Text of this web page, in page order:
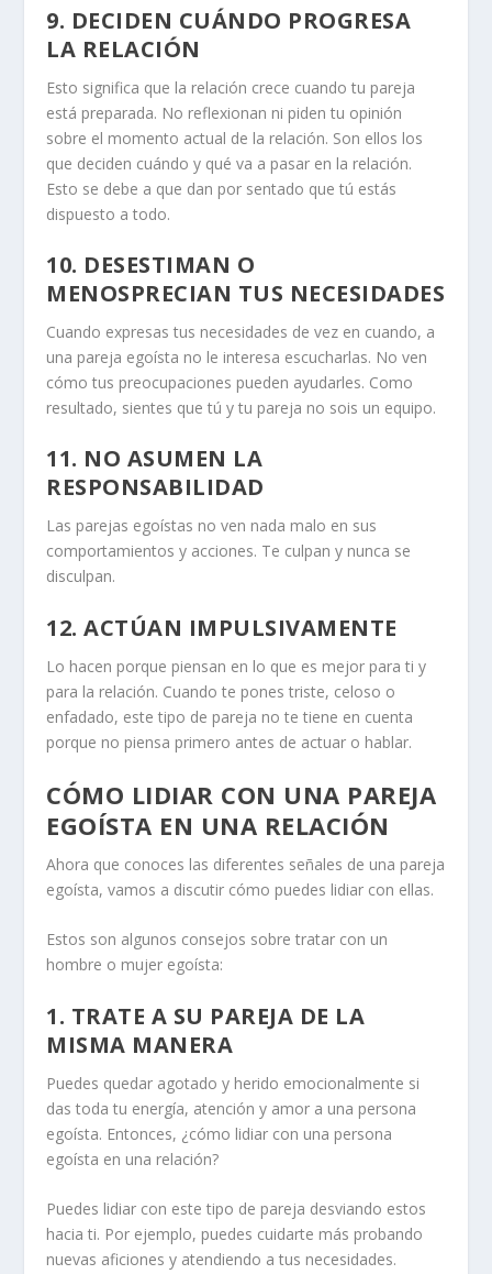
9. DECIDEN CUÁNDO PROGRESA
LA RELACIÓN
Esto significa que la relación crece cuando tu pareja
está preparada. No reflexionan ni piden tu opinión
sobre el momento actual de la relación. Son ellos los
que deciden cuándo y qué va a pasar en la relación.
Esto se debe a que dan por sentado que tú estás
dispuesto a todo.
10. DESESTIMAN O
MENOSPRECIAN TUS NECESIDADES
Cuando expresas tus necesidades de vez en cuando, a
una pareja egoísta no le interesa escucharlas. No ven
cómo tus preocupaciones pueden ayudarles. Como
resultado, sientes que tú y tu pareja no sois un equipo.
11. NO ASUMEN LA
RESPONSABILIDAD
Las parejas egoístas no ven nada malo en sus
comportamientos y acciones. Te culpan y nunca se
disculpan.
12. ACTÚAN IMPULSIVAMENTE
Lo hacen porque piensan en lo que es mejor para ti y
para la relación. Cuando te pones triste, celoso o
enfadado, este tipo de pareja no te tiene en cuenta
porque no piensa primero antes de actuar o hablar.
CÓMO LIDIAR CON UNA PAREJA
EGOÍSTA EN UNA RELACIÓN
Ahora que conoces las diferentes señales de una pareja
egoísta, vamos a discutir cómo puedes lidiar con ellas.
Estos son algunos consejos sobretratar con un
hombre o mujer egoísta:
1. TRATE A SU PAREJA DE LA
MISMA MANERA
Puedes quedar agotado y herido emocionalmente si
das toda tu energía, atención y amor a una persona
egoísta. Entonces, ¿cómo lidiar con una persona
egoísta en una relación?
Puedes lidiar con este tipo de pareja desviando estos
hacia ti. Por ejemplo, puedes cuidarte más probando
nuevas aficiones y atendiendo a tus necesidades.